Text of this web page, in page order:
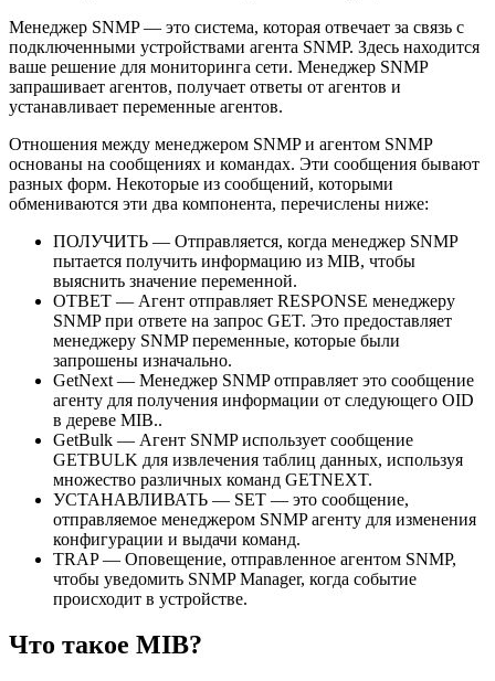
Менеджер SNMP — это система, которая отвечает за связь с
подключенными устройствами агента SNMP. Здесь находится
ваше решение для мониторинга сети. Менеджер SNMP
запрашивает агентов, получает ответы от агентов и
устанавливает переменные агентов.
Отношения между менеджером SNMP и агентом SNMP
основаны на сообщениях и командах. Эти сообщения бывают
разных форм. Некоторые из сообщений, которыми
обмениваются эти два компонента, перечислены ниже:
ПОЛУЧИТЬ — Отправляется, когда менеджер SNMP
пытается получить информацию из MIB, чтобы
выяснить значение переменной.
ОТВЕТ — Агент отправляет RESPONSE менеджеру
SNMP при ответе на запрос GET. Это предоставляет
менеджеру SNMP переменные, которые были
запрошены изначально.
GetNext — Менеджер SNMP отправляет это сообщение
агенту для получения информации от следующего OID
в дереве MIB..
GetBulk — Агент SNMP использует сообщение
GETBULK для извлечения таблиц данных, используя
множество различных команд GETNEXT.
УСТАНАВЛИВАТЬ — SET — это сообщение,
отправляемое менеджером SNMP агенту для изменения
конфигурации и выдачи команд.
TRAP — Оповещение, отправленное агентом SNMP,
чтобы уведомить SNMP Manager, когда событие
происходит в устройстве.
Что такое MIB?